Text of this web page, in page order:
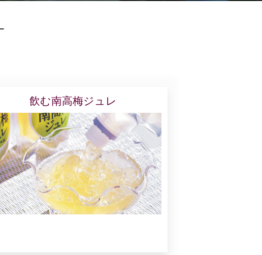
飲む南高梅ジュレ